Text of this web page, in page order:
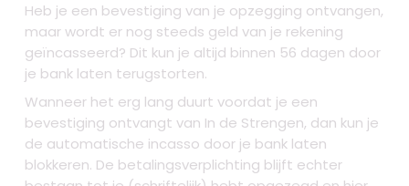
Heb je een bevestiging van je opzegging ontvangen,
maar wordt er nog steeds geld van je rekening
geïncasseerd? Dit kun je altijd binnen 56 dagen door
je bank laten terugstorten.
Wanneer het erg lang duurt voordat je een
bevestiging ontvangt van In de Strengen, dan kun je
de automatische incasso door je bank laten
blokkeren. De betalingsverplichting blijft echter